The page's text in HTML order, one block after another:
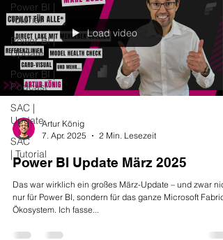
Power BI |
Tutorial
Power BI |
Update
Power BI |
Podcast
SAC |
Update
SAC
| Tutorial
Load video
Artur König
7. Apr. 2025
2 Min. Lesezeit
Power BI Update März 2025
Das war wirklich ein großes März-Update – und zwar
nur für Power BI, sondern für das ganze Microsoft Fabric-
Ökosystem. Ich fasse...